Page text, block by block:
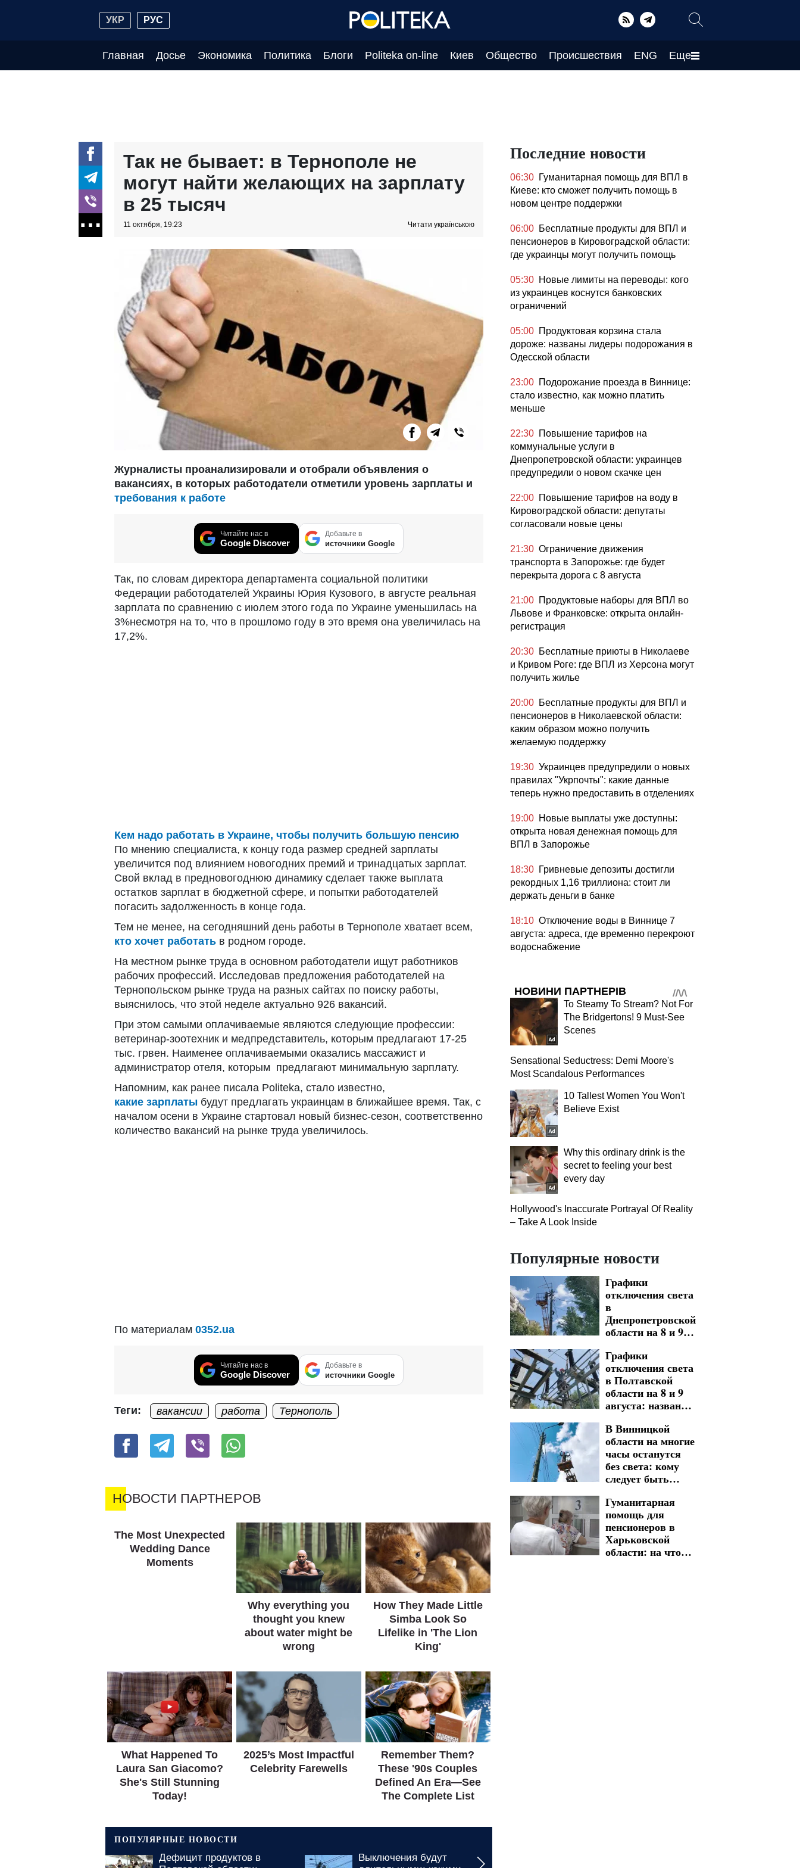
УКР РУС
Главная Досье Экономика Политика Блоги Politeka on-line Киев Общество Происшествия ENG Еще
Так не бывает: в Тернополе не
могут найти желающих на зарплату
в 25 тысяч
11 октября, 19:23 Читати українською
Журналисты проанализировали и отобрали объявления о
вакансиях, в которых работодатели отметили уровень зарплаты и
требования к работе
Читайте нас в
Google Discover
Добавьте в
источники Google
Так, по словам директора департамента социальной политики
Федерации работодателей Украины Юрия Кузового, в августе реальная
зарплата по сравнению с июлем этого года по Украине уменьшилась на
3%несмотря на то, что в прошломо году в это время она увеличилась на
17,2%.
Кем надо работать в Украине, чтобы получить большую пенсию
По мнению специалиста, к концу года размер средней зарплаты
увеличится под влиянием новогодних премий и тринадцатых зарплат.
Свой вклад в предновогоднюю динамику сделает также выплата
остатков зарплат в бюджетной сфере, и попытки работодателей
погасить задолженность в конце года.
Тем не менее, на сегодняшний день работы в Тернополе хватает всем,
кто хочет работать в родном городе.
На местном рынке труда в основном работодатели ищут работников
рабочих профессий. Исследовав предложения работодателей на
Тернопольском рынке труда на разных сайтах по поиску работы,
выяснилось, что этой неделе актуально 926 вакансий.
При этом самыми оплачиваемые являются следующие профессии:
ветеринар-зоотехник и медпредставитель, которым предлагают 17-25
тыс. грвен. Наименее оплачиваемыми оказались массажист и
администратор отеля, которым предлагают минимальную зарплату.
Напомним, как ранее писала Politeka, стало известно,
какие зарплаты будут предлагать украинцам в ближайшее время. Так, с
началом осени в Украине стартовал новый бизнес-сезон, соответственно
количество вакансий на рынке труда увеличилось.
По материалам 0352.ua
Читайте нас в
Google Discover
Добавьте в
источники Google
Теги: вакансии работа Тернополь
ПОПУЛЯРНЫЕ НОВОСТИ
Дефицит продуктов в
Выключения будут
Последние новости
06:30 Гуманитарная помощь для ВПЛ в
Киеве: кто сможет получить помощь в
новом центре поддержки
06:00 Бесплатные продукты для ВПЛ и
пенсионеров в Кировоградской области:
где украинцы могут получить помощь
05:30 Новые лимиты на переводы: кого
из украинцев коснутся банковских
ограничений
05:00 Продуктовая корзина стала
дороже: названы лидеры подорожания в
Одесской области
23:00 Подорожание проезда в Виннице:
стало известно, как можно платить
меньше
22:30 Повышение тарифов на
коммунальные услуги в
Днепропетровской области: украинцев
предупредили о новом скачке цен
22:00 Повышение тарифов на воду в
Кировоградской области: депутаты
согласовали новые цены
21:30 Ограничение движения
транспорта в Запорожье: где будет
перекрыта дорога с 8 августа
21:00 Продуктовые наборы для ВПЛ во
Львове и Франковске: открыта онлайн-
регистрация
20:30 Бесплатные приюты в Николаеве
и Кривом Роге: где ВПЛ из Херсона могут
получить жилье
20:00 Бесплатные продукты для ВПЛ и
пенсионеров в Николаевской области:
каким образом можно получить
желаемую поддержку
19:30 Украинцев предупредили о новых
правилах "Укрпочты": какие данные
теперь нужно предоставить в отделениях
19:00 Новые выплаты уже доступны:
открыта новая денежная помощь для
ВПЛ в Запорожье
18:30 Гривневые депозиты достигли
рекордных 1,16 триллиона: стоит ли
держать деньги в банке
18:10 Отключение воды в Виннице 7
августа: адреса, где временно перекроют
водоснабжение
НОВИНИ ПАРТНЕРІВ
To Steamy To Stream? Not For
The Bridgertons! 9 Must-See
Scenes
Sensational Seductress: Demi Moore's
Most Scandalous Performances
10 Tallest Women You Won't
Believe Exist
Why this ordinary drink is the
secret to feeling your best
every day
Hollywood's Inaccurate Portrayal Of Reality
– Take A Look Inside
Популярные новости
Графики
отключения света
в
Днепропетровской
области на 8 и 9
придется
встретить
выходные без
электричества
Графики
отключения света
в Полтавской
области на 8 и 9
августа: названы
длительных
обесточений
В Винницкой
области на многие
часы останутся
без света: кому
следует быть
графикам
отключения на 7
августа
Гуманитарная
помощь для
пенсионеров в
Харьковской
области: на что